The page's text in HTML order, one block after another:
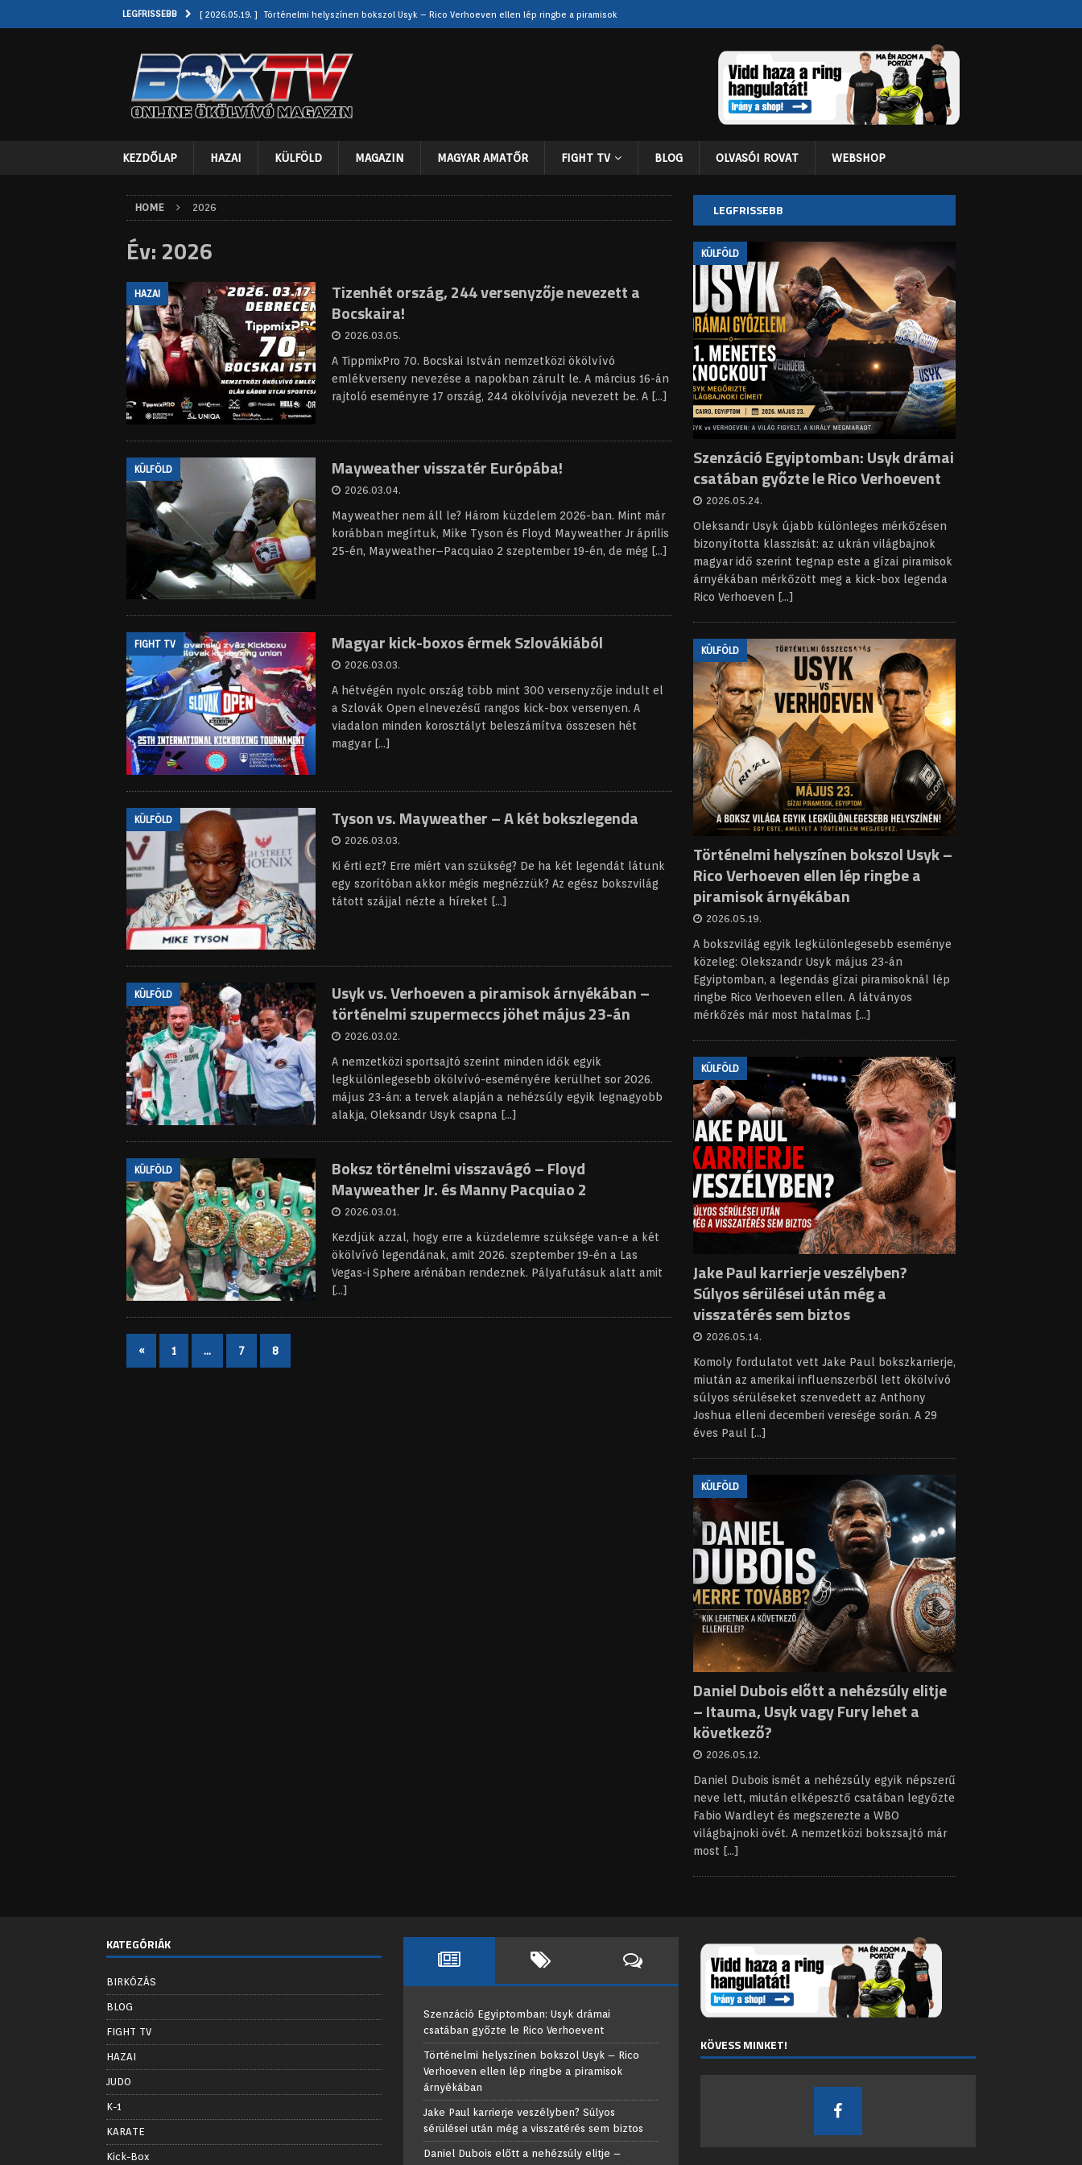
LEGFRISSEBB [ 2026.05.19. ] Történelmi helyszínen bokszol Usyk – Rico Verhoeven ellen lép ringbe a piramisok
[ 2026.05.14. ] Jake Paul karrierje veszélyben? Súlyos sérülései után még a visszatérés sem biztos
KÜLFÖLD
KÜLFÖLD
[ 2026.05.08. ] Benavidez előtt két szuperharc lebeg: Bivol lehet a következő ellenfél, Usyk pedig a
bokszvilág új álommeccse
KEZDŐLAP HAZAI KÜLFÖLD MAGAZIN MAGYAR AMATŐR FIGHT TV BLOG OLVASÓI ROVAT WEBSHOP
HOME 2026
Év: 2026
HAZAI
Tizenhét ország, 244 versenyzője nevezett a
Bocskaira!
2026.03.05.
A TippmixPro 70. Bocskai István nemzetközi ökölvívó
emlékverseny nevezése a napokban zárult le. A március 16-án
rajtoló eseményre 17 ország, 244 ökölvívója nevezett be. A […]
KÜLFÖLD Mayweather visszatér Európába!
2026.03.04.
Mayweather nem áll le? Három küzdelem 2026-ban. Mint már
korábban megírtuk, Mike Tyson és Floyd Mayweather Jr április
25-én, Mayweather–Pacquiao 2 szeptember 19-én, de még […]
FIGHT TV Magyar kick-boxos érmek Szlovákiából
2026.03.03.
A hétvégén nyolc ország több mint 300 versenyzője indult el
a Szlovák Open elnevezésű rangos kick-box versenyen. A
viadalon minden korosztályt beleszámítva összesen hét
magyar […]
KÜLFÖLD Tyson vs. Mayweather – A két bokszlegenda
2026.03.03.
Ki érti ezt? Erre miért van szükség? De ha két legendát látunk
egy szorítóban akkor mégis megnézzük? Az egész bokszvilág
tátott szájjal nézte a híreket […]
KÜLFÖLD
Usyk vs. Verhoeven a piramisok árnyékában –
történelmi szupermeccs jöhet május 23-án
2026.03.02.
A nemzetközi sportsajtó szerint minden idők egyik
legkülönlegesebb ökölvívó-eseményére kerülhet sor 2026.
május 23-án: a tervek alapján a nehézsúly egyik legnagyobb
alakja, Oleksandr Usyk csapna […]
KÜLFÖLD
Boksz történelmi visszavágó – Floyd
Mayweather Jr. és Manny Pacquiao 2
2026.03.01.
Kezdjük azzal, hogy erre a küzdelemre szüksége van-e a két
ökölvívó legendának, amit 2026. szeptember 19-én a Las
Vegas-i Sphere arénában rendeznek. Pályafutásuk alatt amit
[…]
« 1 … 7 8
LEGFRISSEBB
KÜLFÖLD
Szenzáció Egyiptomban: Usyk drámai
csatában győzte le Rico Verhoevent
2026.05.24.
Oleksandr Usyk újabb különleges mérkőzésen
bizonyította klasszisát: az ukrán világbajnok
magyar idő szerint tegnap este a gízai piramisok
árnyékában mérkőzött meg a kick-box legenda
Rico Verhoeven [...]
KÜLFÖLD
Történelmi helyszínen bokszol Usyk –
Rico Verhoeven ellen lép ringbe a
piramisok árnyékában
2026.05.19.
A bokszvilág egyik legkülönlegesebb eseménye
közeleg: Olekszandr Usyk május 23-án
Egyiptomban, a legendás gízai piramisoknál lép
ringbe Rico Verhoeven ellen. A látványos
mérkőzés már most hatalmas [...]
KÜLFÖLD
Jake Paul karrierje veszélyben?
Súlyos sérülései után még a
visszatérés sem biztos
2026.05.14.
Komoly fordulatot vett Jake Paul bokszkarrierje,
miután az amerikai influenszerből lett ökölvívó
súlyos sérüléseket szenvedett az Anthony
Joshua elleni decemberi veresége során. A 29
éves Paul
[...]
KÜLFÖLD
Daniel Dubois előtt a nehézsúly elitje
– Itauma, Usyk vagy Fury lehet a
következő?
2026.05.12.
Daniel Dubois ismét a nehézsúly egyik népszerű
neve lett, miután elképesztő csatában legyőzte
Fabio Wardleyt és megszerezte a WBO
világbajnoki övét. A nemzetközi bokszsajtó már
most [...]
KATEGÓRIÁK
BIRKÓZÁS
BLOG
FIGHT TV
HAZAI
JUDO
K-1
KARATE
Kick-Box
Szenzáció Egyiptomban: Usyk drámai
csatában győzte le Rico Verhoevent
Történelmi helyszínen bokszol Usyk – Rico
Verhoeven ellen lép ringbe a piramisok
árnyékában
Jake Paul karrierje veszélyben? Súlyos
sérülései után még a visszatérés sem biztos
Daniel Dubois előtt a nehézsúly elitje –
KÖVESS MINKET!